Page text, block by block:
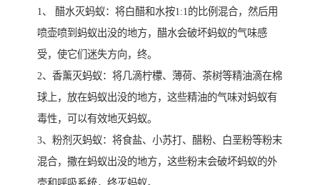
1、 醋水灭蚂蚁：将白醋和水按1:1的比例混合，然后用
喷壶喷到蚂蚁出没的地方，醋水会破坏蚂蚁的气味感
受，使它们迷失方向，终。
2、香薰灭蚂蚁：将几滴柠檬、薄荷、茶树等精油滴在棉
球上，放在蚂蚁出没的地方，这些精油的气味对蚂蚁有
毒性，可以有效地灭蚂蚁。
3、粉剂灭蚂蚁：将食盐、小苏打、醋粉、白垩粉等粉末
混合，撒在蚂蚁出没的地方，这些粉末会破坏蚂蚁的外